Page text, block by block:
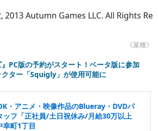
2013 Autumn Games LLC. All Rights Re
《菜種》
』PC版の予約がスタート！ベータ版に参加
ター「Squigly」が使用可能に
・アニメ・映像作品のBlueray・DVDパ
ッフ「正社員/土日祝休み/月給30万以上
幸町1丁目